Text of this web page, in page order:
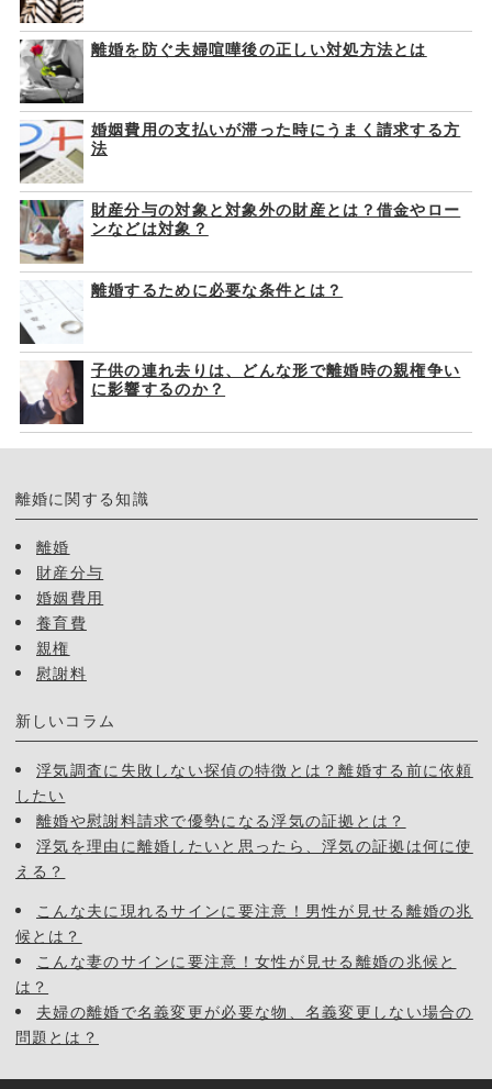
離婚を防ぐ夫婦喧嘩後の正しい対処方法とは
婚姻費用の支払いが滞った時にうまく請求する方
法
財産分与の対象と対象外の財産とは？借金やロー
ンなどは対象？
離婚するために必要な条件とは？
子供の連れ去りは、どんな形で離婚時の親権争い
に影響するのか？
離婚に関する知識
離婚
財産分与
婚姻費用
養育費
親権
慰謝料
新しいコラム
浮気調査に失敗しない探偵の特徴とは？離婚する前に依頼
したい
離婚や慰謝料請求で優勢になる浮気の証拠とは？
浮気を理由に離婚したいと思ったら、浮気の証拠は何に使
える？
こんな夫に現れるサインに要注意！男性が見せる離婚の兆
候とは？
こんな妻のサインに要注意！女性が見せる離婚の兆候と
は？
夫婦の離婚で名義変更が必要な物、名義変更しない場合の
問題とは？